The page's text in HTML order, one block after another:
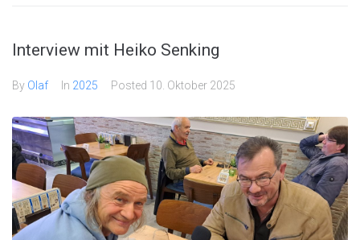
Interview mit Heiko Senking
By Olaf In 2025 Posted 10. Oktober 2025